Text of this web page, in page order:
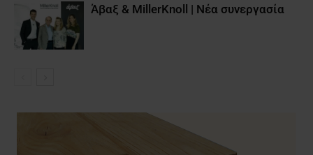
Άβαξ & MillerKnoll | Νέα συνεργασία